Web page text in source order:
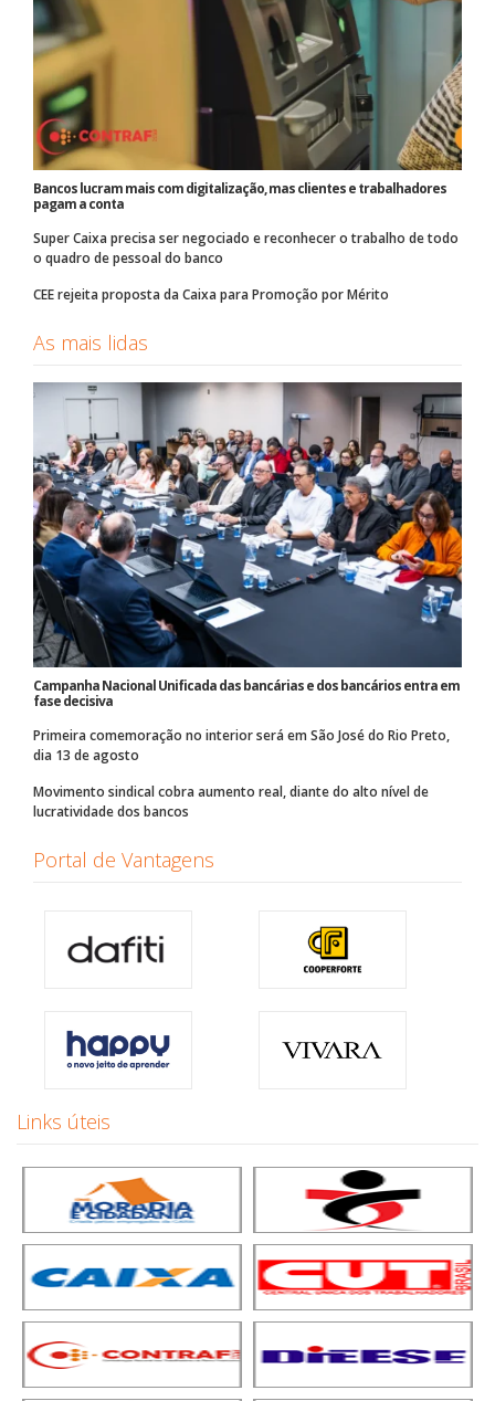
Bancos lucram mais com digitalização, mas clientes e trabalhadores
pagam a conta
Super Caixa precisa ser negociado e reconhecer o trabalho de todo
o quadro de pessoal do banco
CEE rejeita proposta da Caixa para Promoção por Mérito
As mais lidas
Campanha Nacional Unificada das bancárias e dos bancários entra em
fase decisiva
Primeira comemoração no interior será em São José do Rio Preto,
dia 13 de agosto
Movimento sindical cobra aumento real, diante do alto nível de
lucratividade dos bancos
Portal de Vantagens
Links úteis